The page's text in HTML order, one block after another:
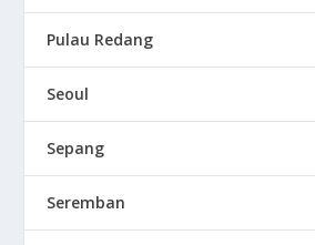
Pulau Redang
Seoul
Sepang
Seremban